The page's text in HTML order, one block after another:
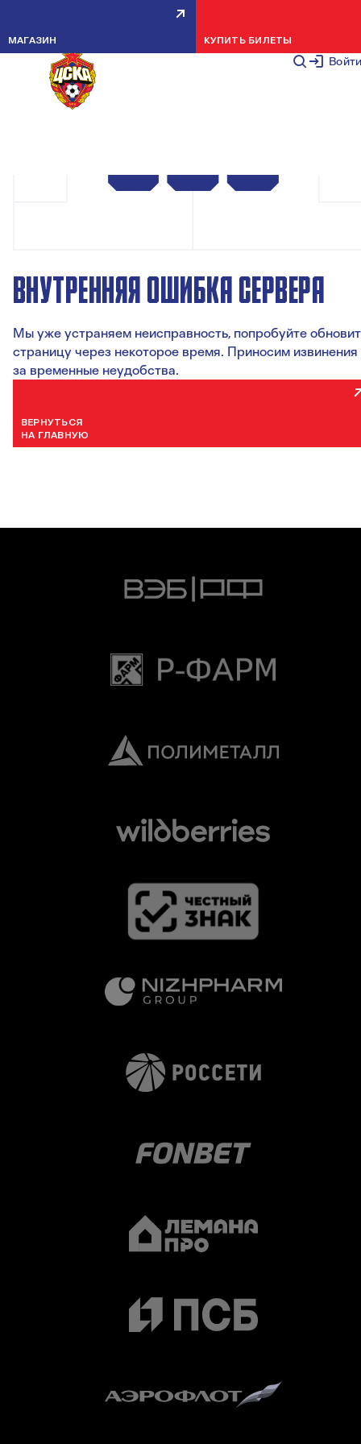
Войти
МАГАЗИН КУПИТЬ БИЛЕТЫ
ВНУТРЕННЯЯ ОШИБКА СЕРВЕРА
Мы уже устраняем неисправность, попробуйте
страницу через некоторое время. Приносим извинения
за временные неудобства.
ВЕРНУТЬСЯ
НА ГЛАВНУЮ